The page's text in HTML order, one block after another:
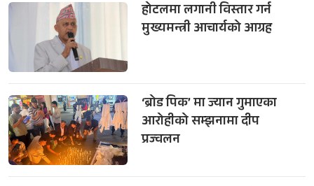
होटलमा लगानी विस्तार गर्न
मुख्यमन्त्री आचार्यको आग्रह
‘ब्रोड पिक’ मा ज्यान गुमाएका
आरोहीको सम्झनामा दीप
प्रज्वलन